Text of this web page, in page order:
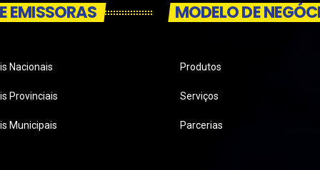
EMISSORAS
Nacionais
Provinciais
Municipais
MODELO DE
Produtos
Serviços
Parcerias